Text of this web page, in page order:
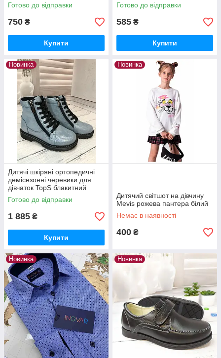
Готово до відправки
750 ₴
Купити
Готово до відправки
585 ₴
Купити
Новинка
Дитячі шкіряні ортопедичні
демісезонні черевики для
дівчаток TopS блакитний
кристал
Готово до відправки
1 885 ₴
Купити
Новинка
Дитячий світшот на дівчину
Mevis рожева пантера білий
Немає в наявності
400 ₴
Новинка Новинка